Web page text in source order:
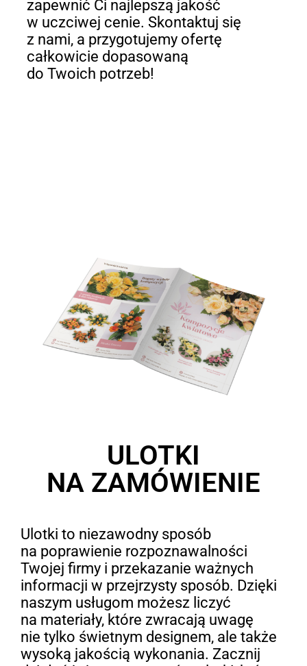
zapewnić Ci najlepszą jakość
w uczciwej cenie. Skontaktuj się
z nami, a przygotujemy ofertę
całkowicie dopasowaną
do Twoich potrzeb!
ULOTKI
NA ZAMÓWIENIE
Ulotki to niezawodny sposób
na poprawienie rozpoznawalności
Twojej firmy i przekazanie ważnych
informacji w przejrzysty sposób. Dzięki
naszym usługom możesz liczyć
na materiały, które zwracają uwagę
nie tylko świetnym designem, ale także
wysoką jakością wykonania. Zacznij